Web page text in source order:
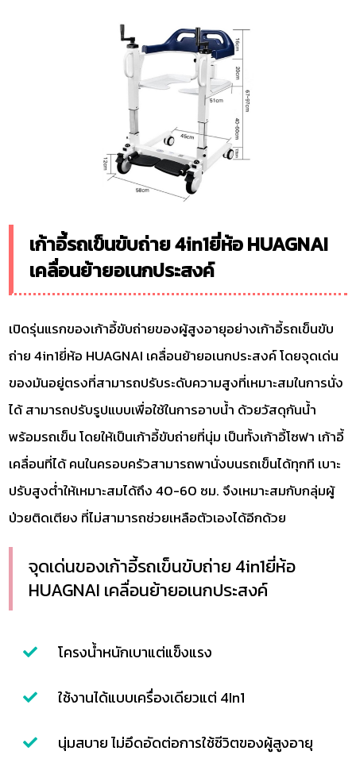
เก้าอี้รถเข็นขับถ่าย​ 4in1ยี่ห้อ​ HUAGNAI
เคลื่อนย้ายอเนกประสงค์
เปิดรุ่นแรกของเก้าอี้ขับถ่ายของผู้สูงอายุอย่างเก้าอี้รถเข็นขับ
ถ่าย​ 4in1ยี่ห้อ​ HUAGNAI เคลื่อนย้ายอเนกประสงค์ โดยจุดเด่น
ของมันอยู่ตรงที่สามารถปรับระดับความสูงที่เหมาะสมในการนั่ง
ได้ ​สามารถปรับรูปแบบเพื่อใช้ในการอาบน้ำ​ ด้วยวัสดุกันน้ำ​
พร้อมรถเข็น โดยให้เป็นเก้าอี้ขับถ่ายที่นุ่ม เป็นทั้งเก้าอี้โซฟา เก้าอี้
เคลื่อนที่ได้​ คนในครอบครัวสามารถพานั่งบนรถเข็นได้ทุกที​ เบาะ
ปรับสูงต่ำให้เหมาะสมได้ถึง​ 40-60​ ซม. จึงเหมาะสมกับกลุ่มผู้
ป่วยติดเตียง ที่ไม่สามารถช่วยเหลือตัวเองได้อีกด้วย
จุดเด่นของเก้าอี้รถเข็นขับถ่าย​ 4in1ยี่ห้อ​
HUAGNAI เคลื่อนย้ายอเนกประสงค์
โครงน้ำหนักเบาแต่แข็งแรง
ใช้งานได้แบบเครื่องเดียวแต่ 4In1
นุ่มสบาย ไม่อึดอัดต่อการใช้ชีวิตของผู้สูงอายุ